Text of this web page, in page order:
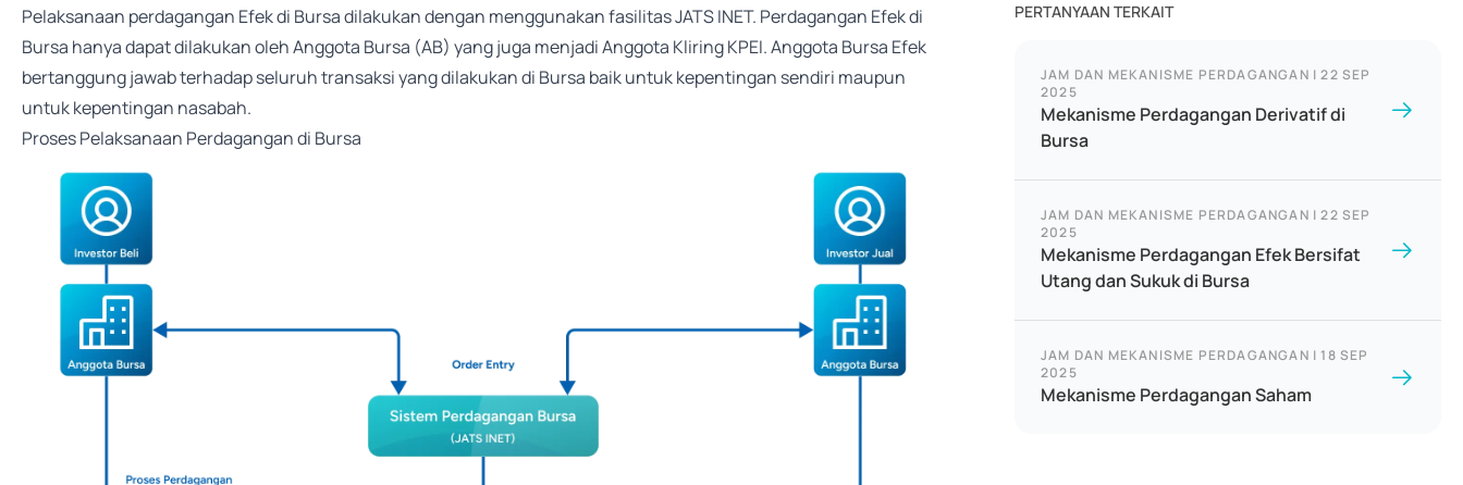
Pelaksanaan perdagangan Efek di Bursa dilakukan dengan menggunakan fasilitas JATS INET. Perdagangan Efek di
Bursa hanya dapat dilakukan oleh Anggota Bursa (AB) yang juga menjadi Anggota Kliring KPEI. Anggota Bursa Efek
bertanggung jawab terhadap seluruh transaksi yang dilakukan di Bursa baik untuk kepentingan sendiri maupun
untuk kepentingan nasabah.
Proses Pelaksanaan Perdagangan di Bursa
PERTANYAAN TERKAIT
JAM DAN MEKANISME PERDAGANGAN | 22 SEP
2025
Mekanisme Perdagangan Derivatif di
Bursa
JAM DAN MEKANISME PERDAGANGAN | 22 SEP
2025
Mekanisme Perdagangan Efek Bersifat
Utang dan Sukuk di Bursa
JAM DAN MEKANISME PERDAGANGAN | 18 SEP
2025
Mekanisme Perdagangan Saham